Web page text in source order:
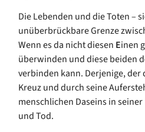
Die Lebenden und dieToten–
unüberbrückbare Grenze
Wenn es da nichtdiesen Einen
überwinden und diese beiden
verbinden kann. Derjenige, der
Kreuz und durch seine
menschlichen Daseins in seiner
und Tod.